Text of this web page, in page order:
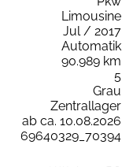
Limousine
Jul / 2017
Automatik
90.989 km
5
Grau
Zentrallager
ab ca. 10.08.2026
69640329_70394